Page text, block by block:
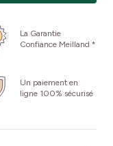
La Garantie
Confiance Meilland *
Un paiement en
ligne 100% sécurisé